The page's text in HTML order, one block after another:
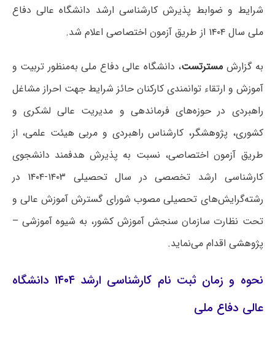
شرایط و ضوابط پذیرش کارشناسی ارشد دانشگاه عالی دفاع
ملی سال ۱۴۰۴ از طریق آزمون اختصاصی اعلام شد.
به گزارش مسترتست، دانشگاه عالی دفاع ملی به‌منظور تربیت و
آموزش و ارتقاء توانمندی کارکنان حائز شرایط جهت احراز مشاغل
راهبردی در حوزه‌های فرماندهی و مدیریت عالی لشکری و
کشوری، پژوهشگر، کارشناس راهبردی و مربی هیئت علمی، از
طریق آزمون اختصاصی، نسبت به پذیرش هدفمند دانشجوی
کارشناسی ارشد تخصصی در سال تحصیلی ۱۴۰۳-۱۴۰۴
در
رشته‌گرایش‌های تحصیلی مصوب شورای گسترش آموزش عالی و
تحت نظارت سازمان سنجش آموزش کشور، به شیوه آموزشی –
پژوهشی اقدام می‌نماید.
نحوه و زمان ثبت نام کارشناسی ارشد ۱۴۰۴ دانشگاه
عالی دفاع ملی